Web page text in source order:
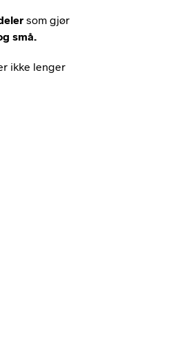
som gjør
små.
ikke lenger